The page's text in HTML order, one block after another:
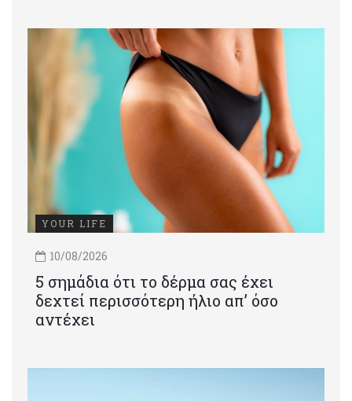
YOUR LIFE
10/08/2026
5 σημάδια ότι το δέρμα σας έχει
δεχτεί περισσότερη ήλιο απ’ όσο
αντέχει